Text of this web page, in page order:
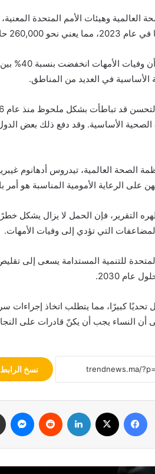
وهيئات الأمم المتحدة
مستوى العالم.
في العديد من المناطق.
الصحية الأساسية. وقد دفع ذلك بعض
الصحة العالمية، تيدروس أدهانوم
الرعاية الأمومية المناسبة هو أمر
التقرير، فإن الحمل لا يزال يشكل
التي تؤدي إلى وفيات الأمهات.
للتنمية المستدامة يسعى إلى
كبيرًا، مما يتطلب اتخاذ إجراءات
أن النساء يجب أن يكنّ قادرات على
نسخ الرابط
فيسبوك لينكدإن